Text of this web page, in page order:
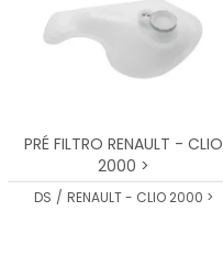
PRÉ FILTRO RENAULT - CLIO
2000 >
DS / RENAULT - CLIO 2000 >